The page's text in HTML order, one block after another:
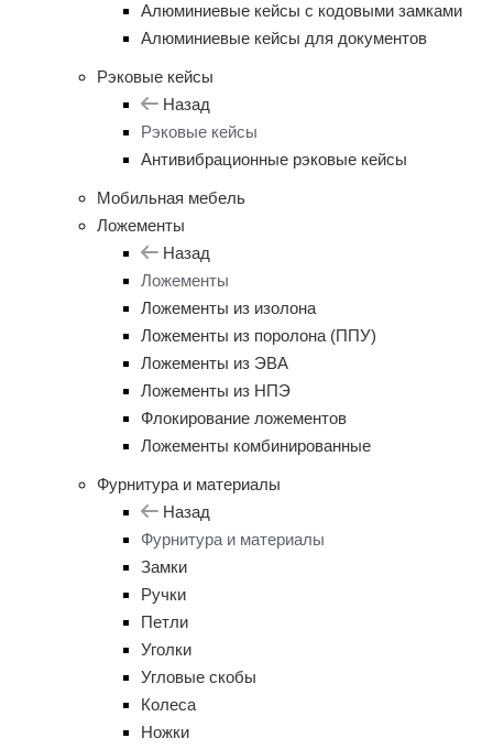
Алюминиевые кейсы с кодовыми замками
Алюминиевые кейсы для документов
Рэковые кейсы
Назад
Рэковые кейсы
Антивибрационные рэковые кейсы
Мобильная мебель
Ложементы
Назад
Ложементы
Ложементы из изолона
Ложементы из поролона (ППУ)
Ложементы из ЭВА
Ложементы из НПЭ
Флокирование ложементов
Ложементы комбинированные
Фурнитура и материалы
Назад
Фурнитура и материалы
Замки
Ручки
Петли
Уголки
Угловые скобы
Колеса
Ножки